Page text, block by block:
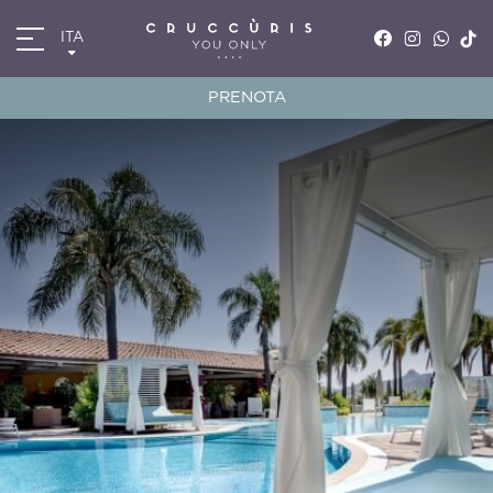
ITA
ITA
ENG
PRENOTA
Arrivo
07AGO2026
Partenza
2026
Camere
Codice sconto